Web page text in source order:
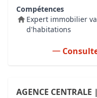
Compétences
Expert immobilier
d'habitations
AGENCE CENTRALE |